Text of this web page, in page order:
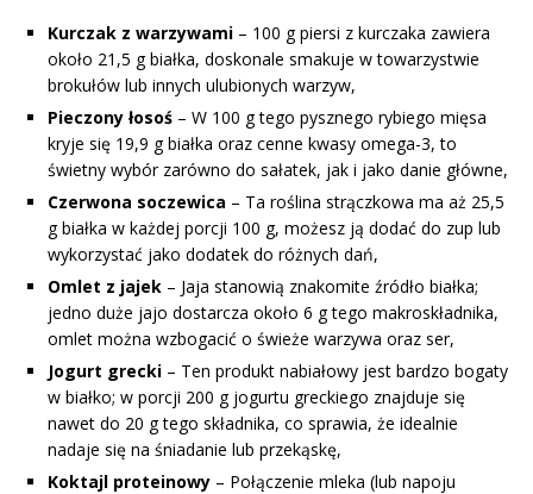
Kurczak z warzywami – 100 g piersi z kurczaka zawiera
około 21,5 g białka, doskonale smakuje w towarzystwie
brokułów lub innych ulubionych warzyw,
Pieczony łosoś – W 100 g tego pysznego rybiego mięsa
kryje się 19,9 g białka oraz cenne kwasy omega-3, to
świetny wybór zarówno do sałatek, jak i jako danie główne,
Czerwona soczewica – Ta roślina strączkowa ma aż 25,5
g białka w każdej porcji 100 g, możesz ją dodać do zup lub
wykorzystać jako dodatek do różnych dań,
Omlet z jajek – Jaja stanowią znakomite źródło białka;
jedno duże jajo dostarcza około 6 g tego makroskładnika,
omlet można wzbogacić o świeże warzywa oraz ser,
Jogurt grecki – Ten produkt nabiałowy jest bardzo bogaty
w białko; w porcji 200 g jogurtu greckiego znajduje się
nawet do 20 g tego składnika, co sprawia, że idealnie
nadaje się na śniadanie lub przekąskę,
Koktajl proteinowy – Połączenie mleka (lub napoju